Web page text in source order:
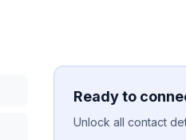
Ready to
Unlock all contact